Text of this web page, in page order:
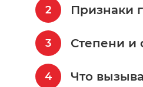
Признаки
Степени и
Что